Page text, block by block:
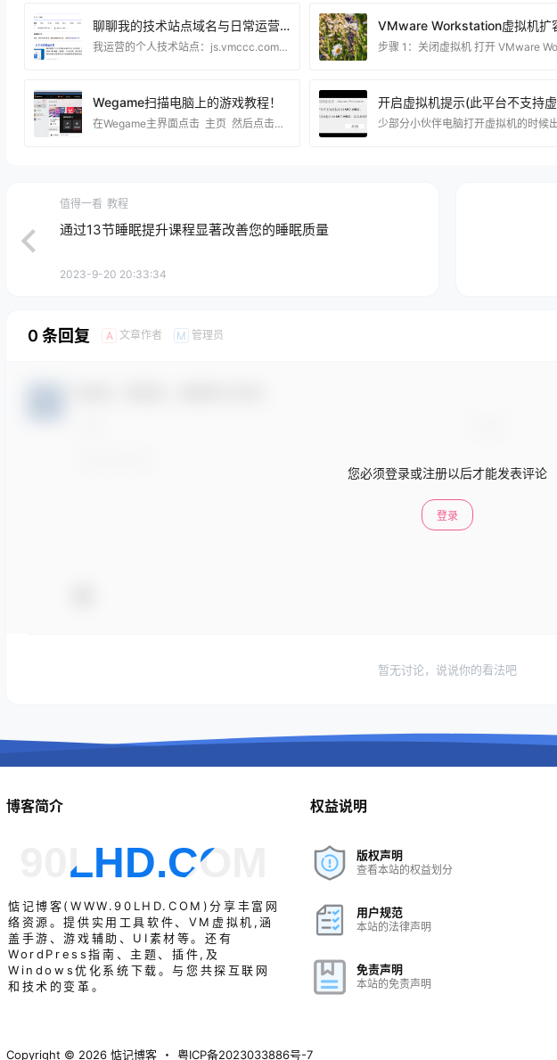
聊聊我的技术站点域名与日常运营心得
我运营的个人技术站点：js.vmccc.com，取名为技术巢，主要分享虚拟机搭建、电脑系统优化、实用工具教程、建站相关经验等内容。 建站至今也有不短的时间了，一路摸索下来，踩过不少坑，也积累了不少实操经验。 选择js.vmccc.com这个域名，也是结合了站点定位综合考虑的。整体字符简洁，辨识度高，不管是日常访问，还是和同好交流分享，都很方便记忆。对于个人技术博客来说，一个易记的域名，不仅方便访客回访，长期运营下来，也能逐步沉淀站点品牌。 熟悉我的朋友都知道，本站主打纯实操类技术干货。内容全部基于日常折腾电脑、服务
Wegame扫描电脑上的游戏教程！
在Wegame主界面点击 主页 然后点击加号 —然后点击全盘扫描，等待扫描完成就可以了！ 这一步就选择你电脑的磁盘，如果你知道你电脑在那个分区就直接选对应的分区 这样扫描就更快了！
值得一看 教程
通过13节睡眠提升课程显著改善您的睡眠质量
2023-9-20 20:33:34
0 条回复 A 文章作者 M 管理员
您必须登录或注册以后才能发表评论
登录
暂无讨论，说说你的看法吧
博客简介
90LHD.COM
惦记博客( WWW.90LHD.COM )分享丰富网
络资源。提供实用工具软件、VM虚拟机,涵
盖手游、游戏辅助、UI素材等。还有
WordPress指南、主题、插件,及
Windows优化系统下载。与您共探互联网
和技术的变革。
权益说明
版权声明
查看本站的权益划分
用户规范
本站的法律声明
免责声明
本站的免责声明
Copyright © 2026 惦记博客 ・ 粤ICP备2023033886号-7